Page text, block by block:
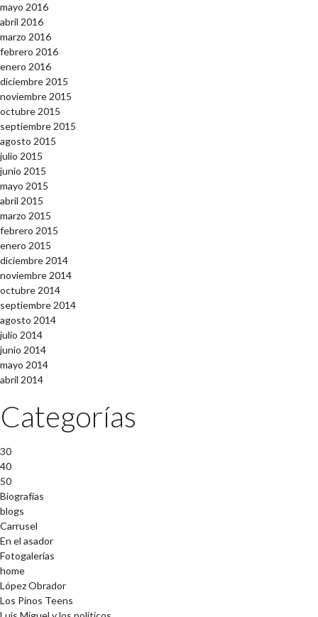
mayo 2016
abril 2016
marzo 2016
febrero 2016
enero 2016
diciembre 2015
noviembre 2015
octubre 2015
septiembre 2015
agosto 2015
julio 2015
junio 2015
mayo 2015
abril 2015
marzo 2015
febrero 2015
enero 2015
diciembre 2014
noviembre 2014
octubre 2014
septiembre 2014
agosto 2014
julio 2014
junio 2014
mayo 2014
abril 2014
Categorías
30
40
50
Biografías
blogs
Carrusel
En el asador
Fotogalerías
home
López Obrador
Los Pinos Teens